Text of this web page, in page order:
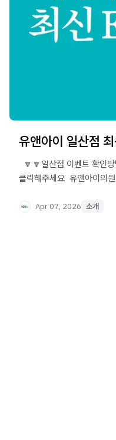
유앤아이 일산점
🔽🔽일산점 이벤트 확인
클릭해주세요 ​ 유앤아이의원
Apr 07, 2026 소개